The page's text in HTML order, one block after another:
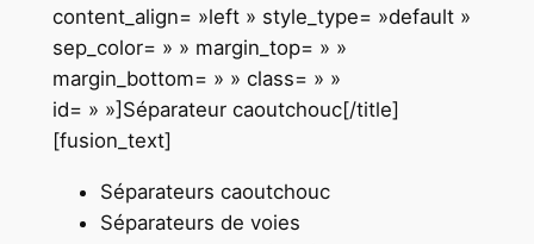
content_align= »left » style_type= »default »
sep_color= » » margin_top= » »
margin_bottom= » » class= » »
id= » »]Séparateur caoutchouc[/title]
[fusion_text]
Séparateurs caoutchouc
Séparateurs de voies